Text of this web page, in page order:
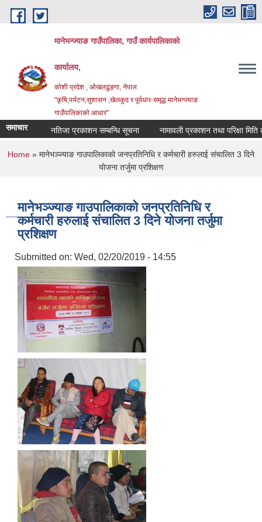
Skip to main content
मानेभन्ज्याङ गाउँपालिका, गाउँ कार्यपालिकाको
कार्यालय,
कोशी प्रदेश , ओखलढुङ्गा, नेपाल
"कृषि,पर्यटन,सुशासन ,खेलकुद र पूर्वधारःसमृद्ध मानेभन्ज्याङ
गाउँपालिकाको आधार"
समाचार नतिजा प्रकाशन सम्बन्धि सूचना नामावली प्रकाशन तथा परिक्षा मिति
You are here
Home » मानेभञ्ज्याङ गाउपालिकाको जनप्रतिनिधि र कर्मचारी हरुलाई संचालित 3 दिने
योजना तर्जुमा प्रशिक्षण
मानेभञ्ज्याङ गाउपालिकाको जनप्रतिनिधि र
कर्मचारी हरुलाई संचालित 3 दिने योजना तर्जुमा
प्रशिक्षण
Submitted on: Wed, 02/20/2019 - 14:55